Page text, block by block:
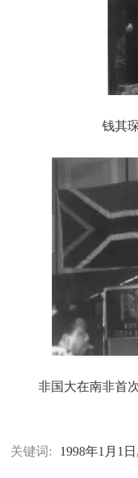
钱其
非国大在南非首
关键词: 1998年1月1